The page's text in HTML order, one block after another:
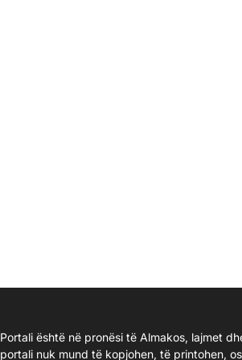
Portali është në pronësi të Almakos, lajmet
portali nuk mund të kopjohen, të printohen,